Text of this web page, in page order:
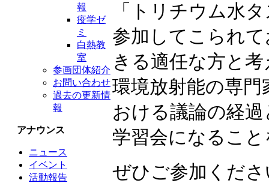
報
疫学ゼ
ミ
白熱教
室
参画団体紹介
お問い合わせ
過去の更新情
報
アナウンス
ニュース
イベント
活動報告
「トリチウム水
参加してこられ
きる適任な方と
環境放射能の専
おける議論の経
学習会になるこ
ぜひご参加くだ